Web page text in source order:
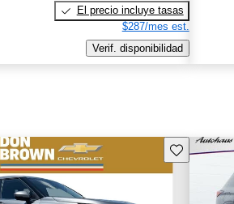
El precio incluye tasas
$287/mes est.
Verif. disponibilidad
Guarda este